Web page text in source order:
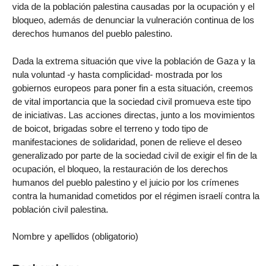
vida de la población palestina causadas por la ocupación y el
bloqueo, además de denunciar la vulneración continua de los
derechos humanos del pueblo palestino.
Dada la extrema situación que vive la población de Gaza y la
nula voluntad -y hasta complicidad- mostrada por los
gobiernos europeos para poner fin a esta situación, creemos
de vital importancia que la sociedad civil promueva este tipo
de iniciativas. Las acciones directas, junto a los movimientos
de boicot, brigadas sobre el terreno y todo tipo de
manifestaciones de solidaridad, ponen de relieve el deseo
generalizado por parte de la sociedad civil de exigir el fin de la
ocupación, el bloqueo, la restauración de los derechos
humanos del pueblo palestino y el juicio por los crímenes
contra la humanidad cometidos por el régimen israelí contra la
población civil palestina.
Nombre y apellidos (obligatorio)